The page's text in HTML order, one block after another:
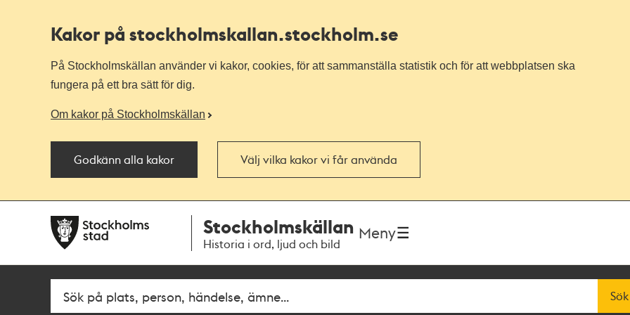
Kakor på stockholmskallan.stockholm.se
På Stockholmskällan använder vi kakor, cookies, för att sammanställa statistik och för att webbplatsen ska
fungera på ett bra sätt för dig.
Om kakor på Stockholmskällan
Godkänn alla kakor Välj vilka kakor vi får använda
navigationen
huvudinnehållet
Stockholmskällan
Historia i ord, ljud och bild
Meny
Fritextsök Sök